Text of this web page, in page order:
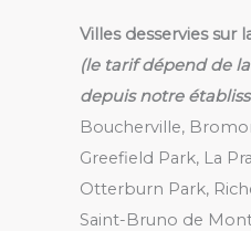
Villes desservies sur
(le tarif dépend de
depuis notre
Boucherville,
Greefield Park, La
Otterburn Park,
Saint-Bruno de